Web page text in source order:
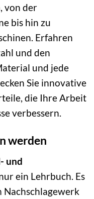
von der
bis hin zu
Erfahren
und den
und jede
Sie innovative
die Ihre Arbeit
verbessern.
werden
und
ein Lehrbuch. Es
Nachschlagewerk